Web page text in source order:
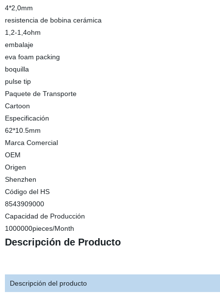
4*2,0mm
resistencia de bobina cerámica
1,2-1,4ohm
embalaje
eva foam packing
boquilla
pulse tip
Paquete de Transporte
Cartoon
Especificación
62*10.5mm
Marca Comercial
OEM
Origen
Shenzhen
Código del HS
8543909000
Capacidad de Producción
1000000pieces/Month
Descripción de Producto
Descripción del producto